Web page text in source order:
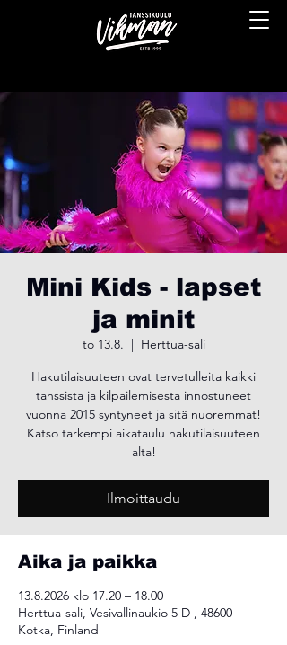
Mini Kids - lapset
ja minit
to 13.8.
  |
Herttua-sali
Hakutilaisuuteen ovat tervetulleita kaikki
tanssista ja kilpailemisesta innostuneet
vuonna 2015 syntyneet ja sitä nuoremmat!
Katso tarkempi aikataulu hakutilaisuuteen
alta!
Ilmoittaudu
Aika ja paikka
13.8.2026 klo 17.20 – 18.00
Herttua-sali, Vesivallinaukio 5 D , 48600
Kotka, Finland